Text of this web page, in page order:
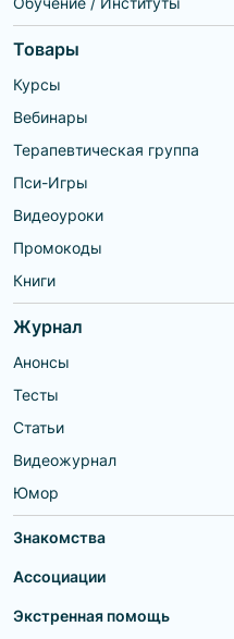
Товары
Курсы
Вебинары
Терапевтическая группа
Пси-Игры
Видеоуроки
Промокоды
Книги
Журнал
Анонсы
Тесты
Статьи
Видеожурнал
Юмор
Знакомства
Ассоциации
Экстренная помощь